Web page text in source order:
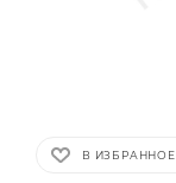
В ИЗБРАННОЕ